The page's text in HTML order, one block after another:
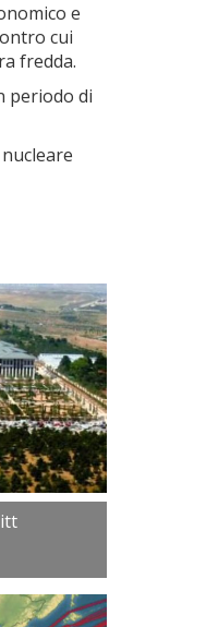
e
cui
fredda.
periodo di